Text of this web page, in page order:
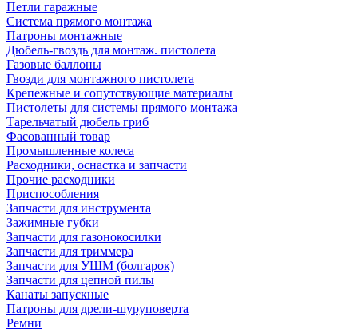
Петли гаражные
Система прямого монтажа
Патроны монтажные
Дюбель-гвоздь для монтаж. пистолета
Газовые баллоны
Гвозди для монтажного пистолета
Крепежные и сопутствующие материалы
Пистолеты для системы прямого монтажа
Тарельчатый дюбель гриб
Фасованный товар
Промышленные колеса
Расходники, оснастка и запчасти
Прочие расходники
Приспособления
Запчасти для инструмента
Зажимные губки
Запчасти для газонокосилки
Запчасти для триммера
Запчасти для УШМ (болгарок)
Запчасти для цепной пилы
Канаты запускные
Патроны для дрели-шуруповерта
Ремни